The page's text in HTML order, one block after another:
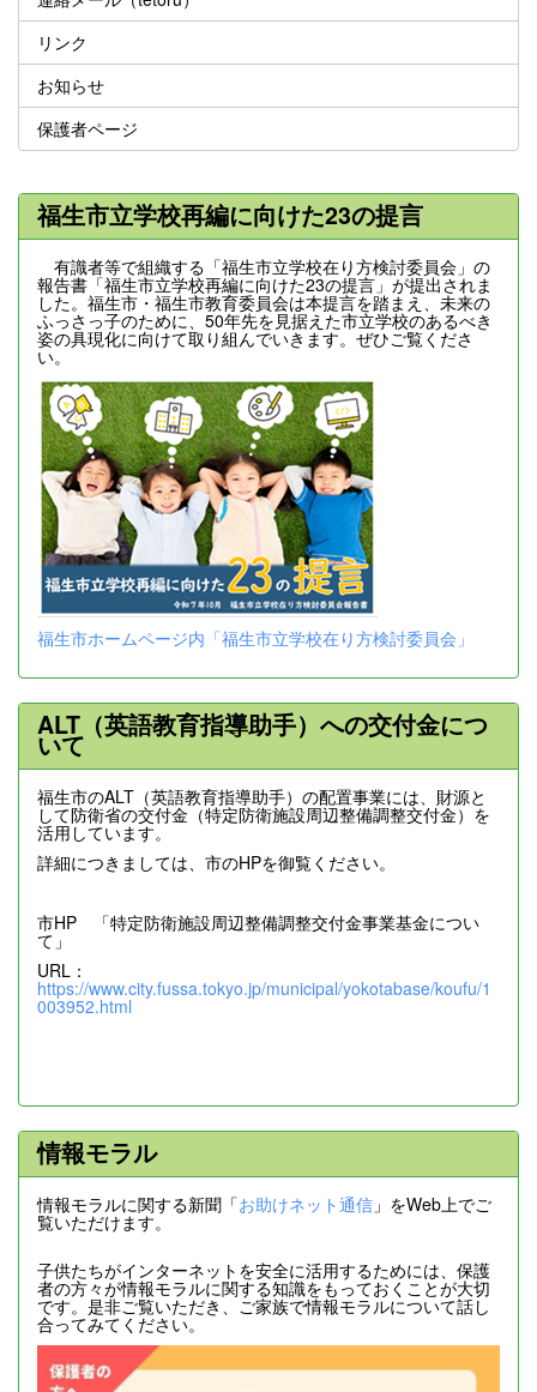
リンク
お知らせ
保護者ページ
福生市立学校再編に向けた23の提言
有識者等で組織する「福生市立学校在り方検討委員会」の
報告書「福生市立学校再編に向けた23の提言」が提出されま
した。福生市・福生市教育委員会は本提言を踏まえ、未来の
ふっさっ子のために、50年先を見据えた市立学校のあるべき
姿の具現化に向けて取り組んでいきます。ぜひご覧くださ
い。
福生市ホームページ内「福生市立学校在り方検討委員会」
ALT（英語教育指導助手）への交付金につ
いて
福生市のALT（英語教育指導助手）の配置事業には、財源と
して防衛省の交付金（特定防衛施設周辺整備調整交付金）を
活用しています。
詳細につきましては、市のHPを御覧ください。
市HP 「特定防衛施設周辺整備調整交付金事業基金につい
て」
URL：
https://www.city.fussa.tokyo.jp/municipal/yokotabase/koufu/1
003952.html
情報モラル
情報モラルに関する新聞「お助けネット通信 」をWeb上でご
覧いただけます。
子供たちがインターネットを安全に活用するためには、保護
者の方々が情報モラルに関する知識をもっておくことが大切
です。是非ご覧いただき、ご家族で情報モラルについて話し
合ってみてください。